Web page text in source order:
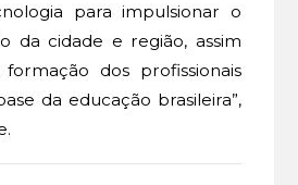
para impulsionar o
da cidade e região, assim
dos profissionais
da educação brasileira”,